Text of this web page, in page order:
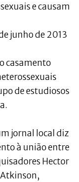
e causam
junho de 2013
casamento
de estudiosos
jornal local diz
à união entre
Hector